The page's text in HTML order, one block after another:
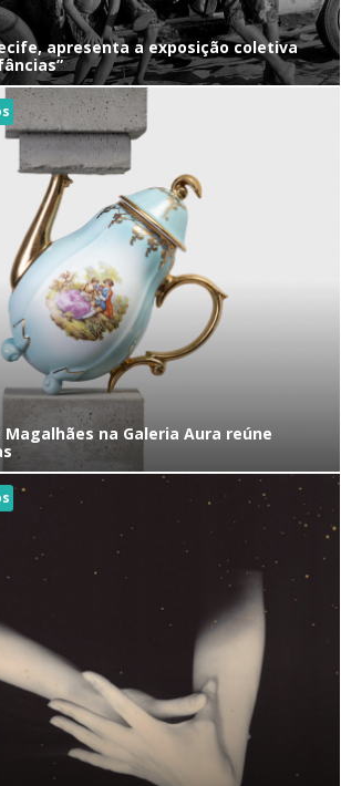
apresenta a exposição coletiva
Magalhães na Galeria Aura reúne